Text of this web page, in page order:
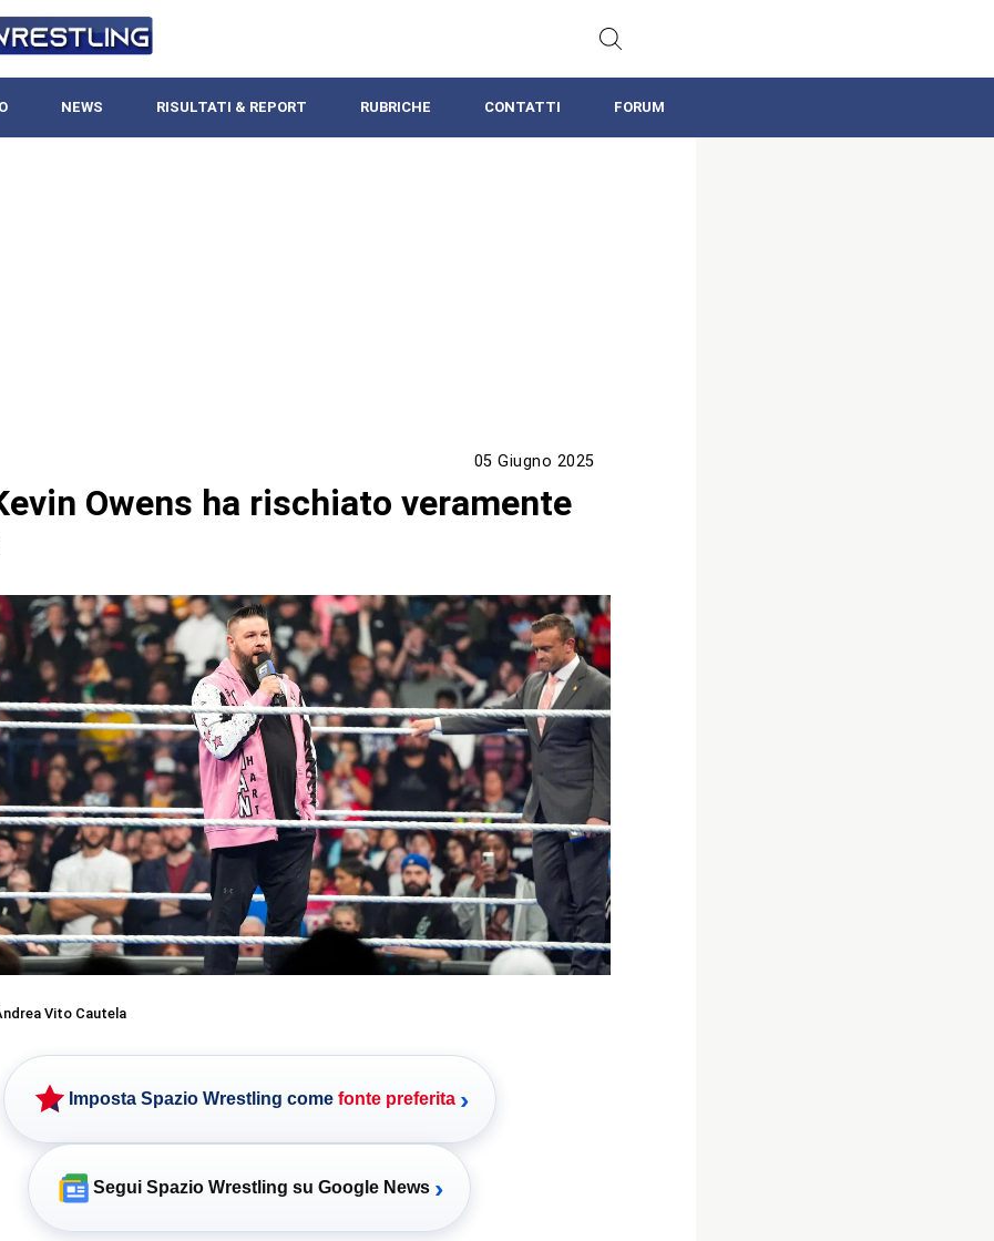
NEWS RISULTATI & REPORT RUBRICHE CONTATTI FORUM
05 Giugno 2025
Owens ha rischiato veramente
Vito Cautela
Imposta Spazio Wrestling come fonte preferita ›
Segui Spazio Wrestling su Google News ›